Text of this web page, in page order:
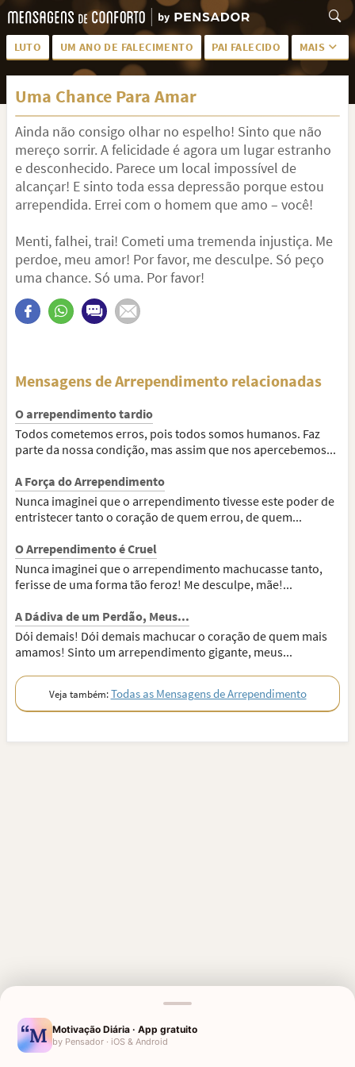
LUTO UM ANO DE FALECIMENTO PAI FALECIDO MAIS
LUTO PARA AMIGA PALAVRAS
PÊSAMES PARA AMIGA DESCANSE EM PAZ
MEUS SENTIMENTOS PÊSAMES PARA AMIGO
FRASES DE LUTO PARA AMIGO FIM DE NAMORO
Uma Chance Para Amar
Ainda não consigo olhar no espelho! Sinto que não
mereço sorrir. A felicidade é agora um lugar estranho
e desconhecido. Parece um local impossível de
alcançar! E sinto toda essa depressão porque estou
arrependida. Errei com o homem que amo – você!
Menti, falhei, trai! Cometi uma tremenda injustiça. Me
perdoe, meu amor! Por favor, me desculpe. Só peço
uma chance. Só uma. Por favor!
Mensagens de Arrependimento relacionadas
O arrependimento tardio
Todos cometemos erros, pois todos somos humanos. Faz
parte da nossa condição, mas assim que nos apercebemos...
A Força do Arrependimento
Nunca imaginei que o arrependimento tivesse este poder de
entristecer tanto o coração de quem errou, de quem...
O Arrependimento é Cruel
Nunca imaginei que o arrependimento machucasse tanto,
ferisse de uma forma tão feroz! Me desculpe, mãe!...
A Dádiva de um Perdão, Meus...
Dói demais! Dói demais machucar o coração de quem mais
amamos! Sinto um arrependimento gigante, meus...
Veja também:Todas as Mensagens de Arrependimento
MENSAGENS RELACIONADAS
PARA UMA PESSOA ESPECIAL
Motivação Diária · App gratuito
by Pensador · iOS & Android